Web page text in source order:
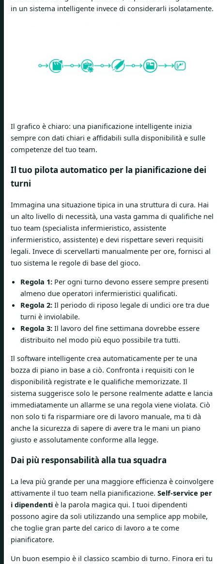
in un sistema intelligente invece di considerarli isolatamente.
Il grafico è chiaro: una pianificazione intelligente inizia
sempre con dati chiari e affidabili sulla disponibilità e sulle
competenze del tuo team.
Il tuo pilota automatico per la pianificazione dei
turni
Immagina una situazione tipica in una struttura di cura. Hai
un alto livello di necessità, una vasta gamma di qualifiche nel
tuo team (specialista infermieristico, assistente
infermieristico, assistente) e devi rispettare severi requisiti
legali. Invece di scervellarti manualmente per ore, fornisci al
tuo sistema le regole di base del gioco.
Regola 1: Per ogni turno devono essere sempre presenti
almeno due operatori infermieristici qualificati.
Regola 2: Il periodo di riposo legale di undici ore tra due
turni è inviolabile.
Regola 3: Il lavoro del fine settimana dovrebbe essere
distribuito nel modo più equo possibile tra tutti.
Il software intelligente crea automaticamente per te una
bozza di piano in base a ciò. Confronta i requisiti con le
disponibilità registrate e le qualifiche memorizzate. Il
sistema suggerisce solo le persone realmente adatte e lancia
immediatamente un allarme se una regola viene violata. Ciò
non solo ti fa risparmiare ore di lavoro manuale, ma ti dà
anche la sicurezza di sapere di avere tra le mani un piano
giusto e assolutamente conforme alla legge.
Dai più responsabilità alla tua squadra
La leva più grande per una maggiore efficienza è coinvolgere
attivamente il tuo team nella pianificazione. Self-service per
i dipendenti è la parola magica qui. I tuoi dipendenti
possono agire da soli utilizzando una semplice app mobile,
che toglie gran parte del carico di lavoro a te come
pianificatore.
Un buon esempio è il classico scambio di turno. Finora eri tu